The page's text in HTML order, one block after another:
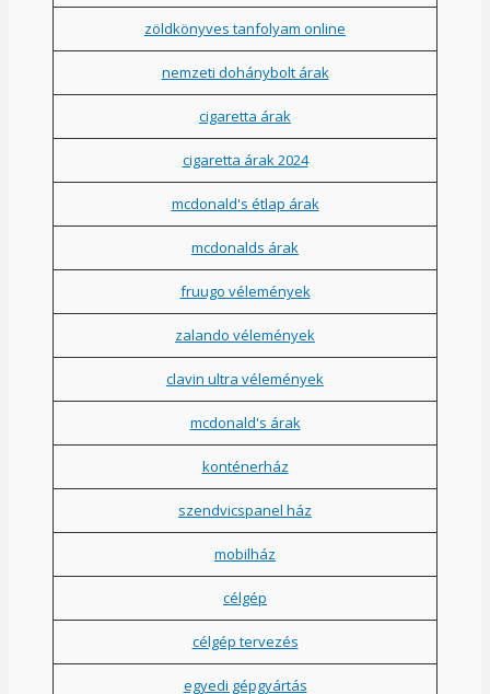
zöldkönyves tanfolyam online
nemzeti dohánybolt árak
cigaretta árak
cigaretta árak 2024
mcdonald's étlap árak
mcdonalds árak
fruugo vélemények
zalando vélemények
clavin ultra vélemények
mcdonald's árak
konténerház
szendvicspanel ház
mobilház
célgép
célgép tervezés
egyedi gépgyártás